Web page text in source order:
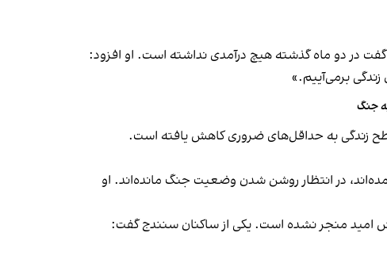
گفت در دو ماه گذشته هیچ درآمدی نداشته است. او افزود:
برمی‌آییم.»
جنگ
زندگی به حداقل‌های ضروری کاهش یافته است.
در انتظار روشن شدن وضعیت جنگ مانده‌اند. او
امید منجر نشده است. یکی از ساکنان سنندج گفت: